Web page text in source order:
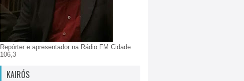
Repórter e apresentador na Rádio FM Cidade
106,3
KAIRÓS